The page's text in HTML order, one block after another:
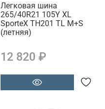
Легковая шина
265/40R21 105Y XL
SporteX TH201 TL M+S
(летняя)
12 820 ₽